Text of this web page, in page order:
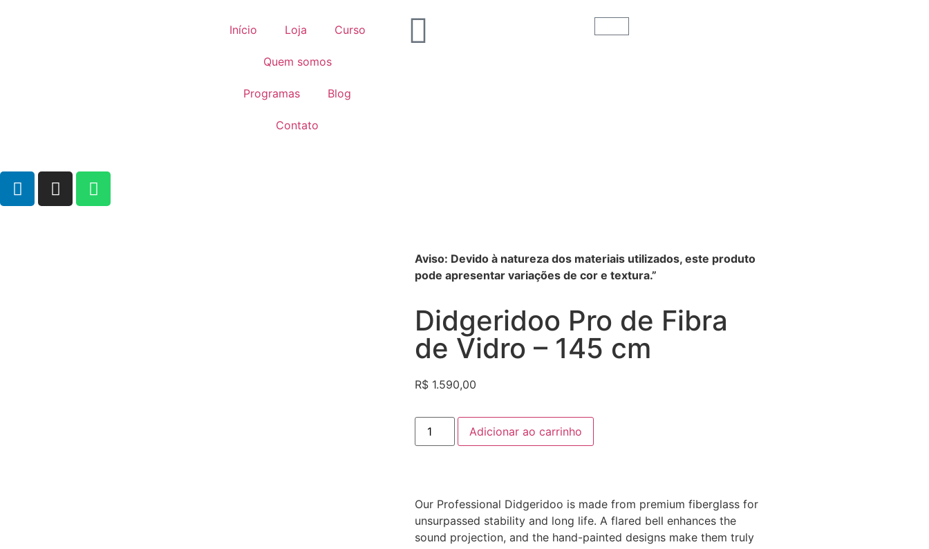
Início Loja Curso
Quem somos
Programas Blog
Contato
Aviso: Devido à natureza dos materiais utilizados, este produto
pode apresentar variações de cor e textura.”
Didgeridoo Pro de Fibra
de Vidro – 145 cm
R$ 1.590,00
Adicionar ao carrinho
Our Professional Didgeridoo is made from premium fiberglass for
unsurpassed stability and long life. A flared bell enhances the
sound projection, and the hand-painted designs make them truly